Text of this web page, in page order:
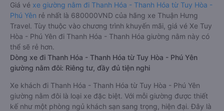
Giá vé xe giường nằm đi Thanh Hóa - Thanh Hóa từ Tuy Hòa -
Phú Yên rẻ nhất là 680000VND của hãng xe Thuận Hưng
Travel. Tùy thuộc vào chương trình khuyến mãi, giá vé Xe Tuy
Hòa - Phú Yên đi Thanh Hóa - Thanh Hóa giường nằm này có
thể sẽ rẻ hơn.
Dòng xe đi Thanh Hóa - Thanh Hóa từ Tuy Hòa - Phú Yên
giường nằm đôi: Riêng tư, đầy đủ tiện nghi
Xe khách đi Thanh Hóa - Thanh Hóa từ Tuy Hòa - Phú Yên
giường nằm đôi là loại xe đặc biệt. Với mỗi giường được thiết
kế như một phòng ngủ khách sạn sang trọng, hiện đại. Đây là